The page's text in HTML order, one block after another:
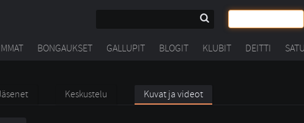
BONGAUKSET GALLUPIT BLOGIT KLUBIT DEITTI
Keskustelu Kuvat ja videot